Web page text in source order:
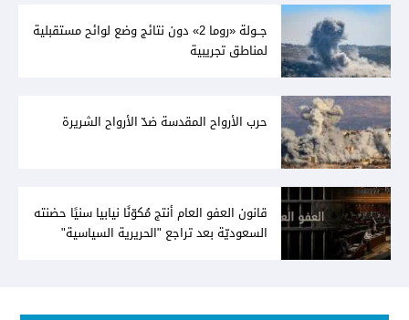
جــولة «روما 2» دون نتائج وضع لوائح مستقبلية
لمناطق تجريبية
حرب الأرواح المقدسة ضدّ الأرواح الشريرة
قانون العفو العام أنتج مُكوّنًا نيابيا سنيًا حضنته
السعوديّة بعد تراجع "الحريرية السياسية"